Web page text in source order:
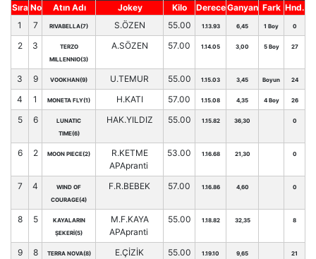
Sıra No Atın Adı Jokey Kilo DereceGanyan Fark Hnd.
1
7 RIVABELLA(7) S.ÖZEN 55.00 1.13.93 6,45 1 Boy 0
2 3
TERZO
MILLENNIO(3)
A.SÖZEN 57.00 1.14.05 3,00 5 Boy 27
3 9 VOOKHAN(9) U.TEMUR 55.00 1.15.03 3,45 Boyun 24
4 1 MONETA FLY(1) H.KATI 57.00 1.15.08 4,35 4 Boy 26
5 6
LUNATIC
TIME(6)
HAK.YILDIZ 55.00 1.15.82 36,30 0
6 2 MOON PIECE(2)
R.KETME
APApranti
53.00 1.16.68 21,30 0
7 4
WIND OF
COURAGE(4)
F.R.BEBEK 57.00 1.16.86 4,60 0
8 5
KAYALARIN
ŞEKERİ(5)
M.F.KAYA
APApranti
55.00 1.18.82 32,35 8
9 8 TERRA NOVA(8) E.ÇİZİK 55.00 1.19.10 9,65 21